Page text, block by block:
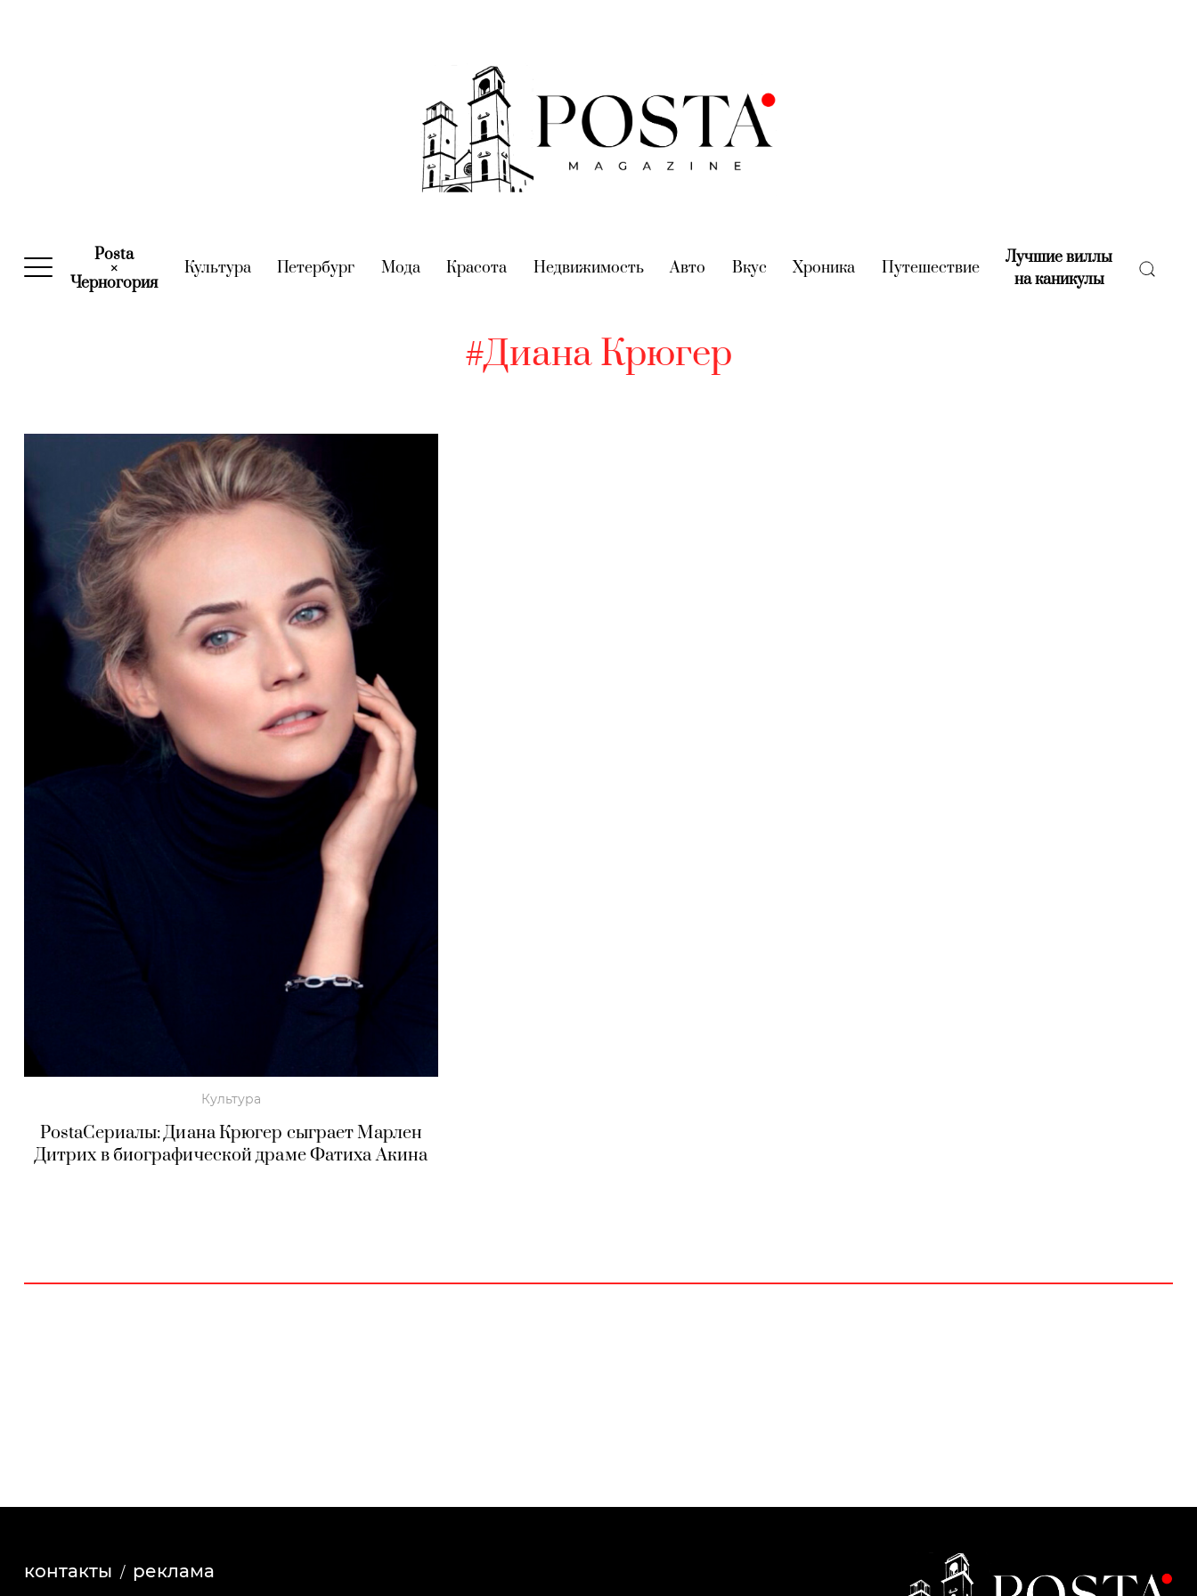
Posta
×
Черногория(current)
Культура(current)
Петербург (current)
Мода(current)
Красота (current)
Недвижимость(current)
Авто (current)
Вкус (current)
Хроника (current)
Путешествие(current)
Лучшие виллы
на каникулы(current)
#Диана Крюгер
Культура
PostaСериалы: Диана Крюгер сыграет Марлен
Дитрих в биографической драме Фатиха Акина
контакты реклама